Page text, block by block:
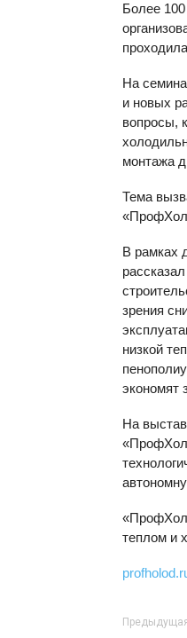
Более
На
и новых
вопросы,
монтажа
Тема
В рамках
зрения
низкой
экономят
На
теплом и